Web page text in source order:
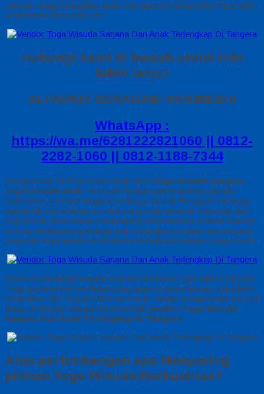
sekolah Toga berkualitas akan mendukung penampilan yang lebih
profesional dan berkesan
Hubungi kami di bawah untuk info
lebih lanjut
ALFAIRUZ SERAGAM INDONESIA
WhatsApp :
https://wa.me/6281222821060 || 0812-
2282-1060 || 0812-1188-7344
Sampai saat ini Kebutuhan hidup akan toga wisuda sarjana,
toga wisuda anak, serta permintaan perlengkapan wisuda
berkualitas semakin tinggi di berbagai daerah Beragam lembaga
akademik memerlukan produk yang tidak sekadar menonjol dari
segi desain dan mampu menunjang kenyamanan selama seluruh
proses berlangsung Dengan pertimbangan tersebut, menentukan
penyedia toga wisuda profesional merupakan pilihan yang cerdas
Selain menunjang tampilan peserta kelulusan agar lebih berkesan
Toga profesional mendukung terciptanya dokumentasi yang lebih
berkualitas dan elegan Oleh karena itu, setiap pengalaman spesial
dapat tersimpan dengan hasil terbaik Vendor Toga Wisuda
Sarjana Dan Anak Terlengkap Di Tangera
Atas pertimbangan apa Menyaring
pilihan Toga Wisuda Berkualitas?